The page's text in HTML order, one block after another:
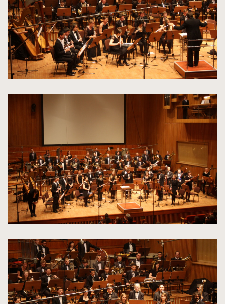
spowoduje
powiększenie
spowoduje
powiększenie
zdjęcia
do
rozmiarów
oryginalnych